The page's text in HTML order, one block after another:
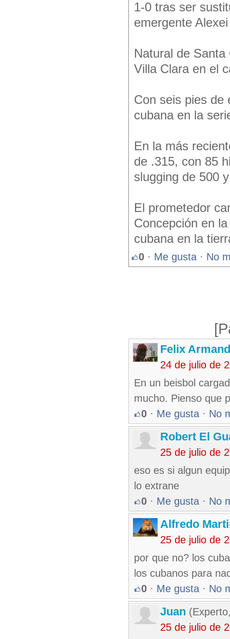
1-0 tras ser
emergente
Natural de
Villa Clara en el
Con seis pies de
cubana en la
En la más
de .315, con 85
slugging de 500
El prometedor
Concepción en
cubana en la
0 · Me gusta · No
Felix
24 de julio de
En un beisbol
mucho. Pienso que
0 · Me gusta · No
Robert El
25 de julio de
eso es si algun
lo extrane
0 · Me gusta · No
Alfredo
25 de julio de
por que no? los
los cubanos para
0 · Me gusta · No
Juan
25 de julio de